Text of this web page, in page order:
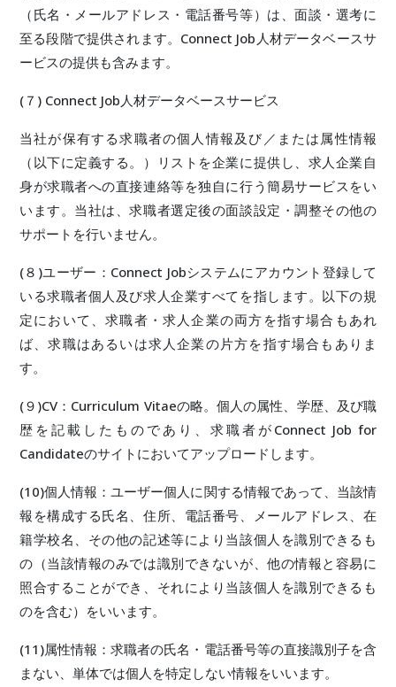
（氏名・メールアドレス・電話番号等）は、面談・選考に
至る段階で提供されます。Connect Job人材データベースサ
ービスの提供も含みます。
(７) Connect Job人材データベースサービス
当社が保有する求職者の個人情報及び／または属性情報
（以下に定義する。）リストを企業に提供し、求人企業自
身が求職者への直接連絡等を独自に行う簡易サービスをい
います。当社は、求職者選定後の面談設定・調整その他の
サポートを行いません。
(８)ユーザー：Connect Jobシステムにアカウント登録して
いる求職者個人及び求人企業すべてを指します。以下の規
定において、求職者・求人企業の両方を指す場合もあれ
ば、求職はあるいは求人企業の片方を指す場合もありま
す。
(９)CV：Curriculum Vitaeの略。個人の属性、学歴、及び職
歴を記載したものであり、求職者がConnect Job for
Candidateのサイトにおいてアップロードします。
(10)個人情報：ユーザー個人に関する情報であって、当該情
報を構成する氏名、住所、電話番号、メールアドレス、在
籍学校名、その他の記述等により当該個人を識別できるも
の（当該情報のみでは識別できないが、他の情報と容易に
照合することができ、それにより当該個人を識別できるも
のを含む）をいいます。
(11)属性情報：求職者の氏名・電話番号等の直接識別子を含
まない、単体では個人を特定しない情報をいいます。